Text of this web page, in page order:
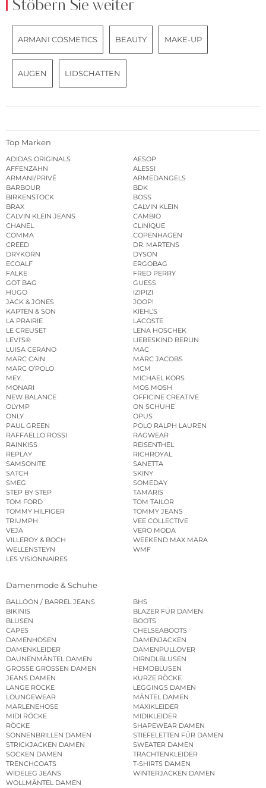
Stöbern Sie weiter
ARMANI COSMETICS BEAUTY MAKE-UP
AUGEN LIDSCHATTEN
Top Marken
ADIDAS ORIGINALS
AESOP
AFFENZAHN
ALESSI
ARMANI/PRIVÉ
ARMEDANGELS
BARBOUR
BDK
BIRKENSTOCK
BOSS
BRAX
CALVIN KLEIN
CALVIN KLEIN JEANS
CAMBIO
CHANEL
CLINIQUE
COMMA
COPENHAGEN
CREED
DR. MARTENS
DRYKORN
DYSON
ECOALF
ERGOBAG
FALKE
FRED PERRY
GOT BAG
GUESS
HUGO
IZIPIZI
JACK & JONES
JOOP!
KAPTEN & SON
KIEHL’S
LA PRAIRIE
LACOSTE
LE CREUSET
LENA HOSCHEK
LEVI’S®
LIEBESKIND BERLIN
LUISA CERANO
MAC
MARC CAIN
MARC JACOBS
MARC O’POLO
MCM
MEY
MICHAEL KORS
MONARI
MOS MOSH
NEW BALANCE
OFFICINE CREATIVE
OLYMP
ON SCHUHE
ONLY
OPUS
PAUL GREEN
POLO RALPH LAUREN
RAFFAELLO ROSSI
RAGWEAR
RAINKISS
REISENTHEL
REPLAY
RICHROYAL
SAMSONITE
SANETTA
SATCH
SKINY
SMEG
SOMEDAY
STEP BY STEP
TAMARIS
TOM FORD
TOM TAILOR
TOMMY HILFIGER
TOMMY JEANS
TRIUMPH
VEE COLLECTIVE
VEJA
VERO MODA
VILLEROY & BOCH
WEEKEND MAX MARA
WELLENSTEYN
WMF
LES VISIONNAIRES
Damenmode & Schuhe
BALLOON / BARREL JEANS
BHS
BIKINIS
BLAZER FÜR DAMEN
BLUSEN
BOOTS
CAPES
CHELSEABOOTS
DAMENHOSEN
DAMENJACKEN
DAMENKLEIDER
DAMENPULLOVER
DAUNENMÄNTEL DAMEN
DIRNDLBLUSEN
GROSSE GRÖSSEN DAMEN
HEMDBLUSEN
JEANS DAMEN
KURZE RÖCKE
LANGE RÖCKE
LEGGINGS DAMEN
LOUNGEWEAR
MÄNTEL DAMEN
MARLENEHOSE
MAXIKLEIDER
MIDI RÖCKE
MIDIKLEIDER
RÖCKE
SHAPEWEAR DAMEN
SONNENBRILLEN DAMEN
STIEFELETTEN FÜR DAMEN
STRICKJACKEN DAMEN
SWEATER DAMEN
SOCKEN DAMEN
TRACHTENKLEIDER
TRENCHCOATS
T-SHIRTS DAMEN
WIDELEG JEANS
WINTERJACKEN DAMEN
WOLLMÄNTEL DAMEN